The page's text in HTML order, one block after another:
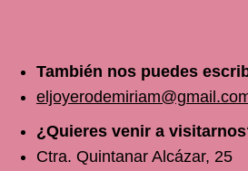
También nos puedes
¿Quieres venir a
Ctra. Quintanar Alcázar, 25